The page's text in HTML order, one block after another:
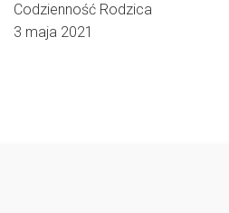
Codzienność Rodzica
3 maja 2021